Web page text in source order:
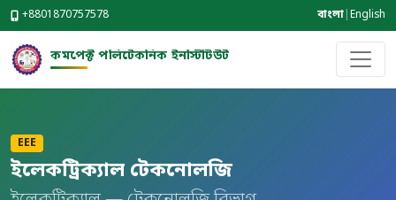
+8801870757578 বাংলা English
কমপেক্ট পলিটেকনিক ইনস্টিটিউট
EEE
ইলেকট্রিক্যাল টেকনোলজি